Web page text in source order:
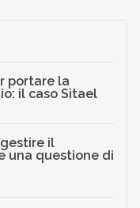
portare la
il caso Sitael
il
una questione di